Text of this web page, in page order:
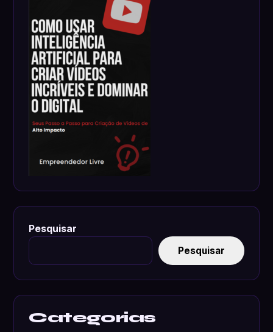
Pesquisar
Pesquisar
Categorias